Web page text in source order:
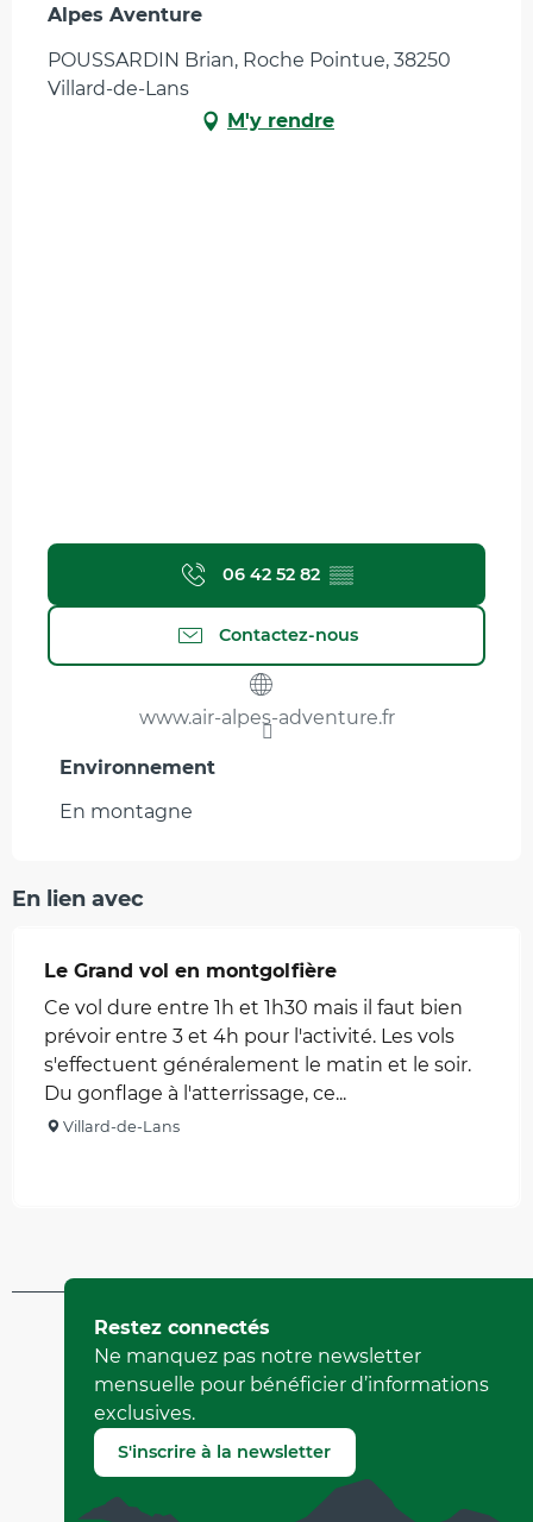
Alpes Aventure
POUSSARDIN Brian, Roche Pointue, 38250
Villard-de-Lans
M'y rendre
06 42 52 82 ▒▒
Contactez-nous
www.air-alpes-adventure.fr
Environnement
Environnement
En montagne
En lien avec
Le Grand vol en montgolfière
Ce vol dure entre 1h et 1h30 mais il faut bien
prévoir entre 3 et 4h pour l'activité. Les vols
s'effectuent généralement le matin et le soir.
Du gonflage à l'atterrissage, ce...
Villard-de-Lans
Mis à jour le 25 avril 2024 à 09:47
par Office de Tourisme de Corrençon en Vercors
(Identifiant de l'offre : 405669)
Signaler une erreur
Restez connectés
Ne manquez pas notre newsletter
mensuelle pour bénéficier d’informations
exclusives.
S'inscrire à la newsletter